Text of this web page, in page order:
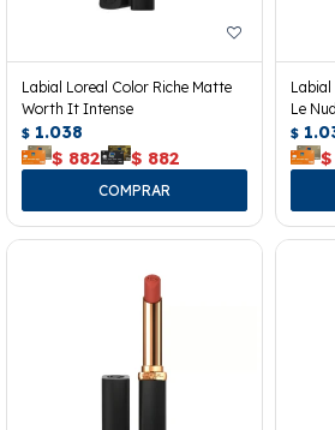
Labial Loreal Color Riche Matte
Worth It Intense
$ 1.038
$ 882 $ 882
Labial
Le
$
$